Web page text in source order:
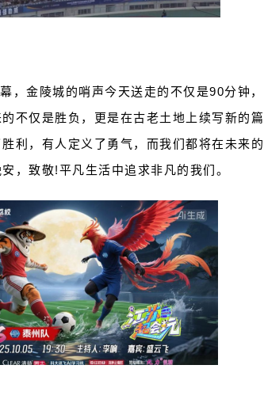
，金陵城的哨声今天送走的不仅是90分钟
不仅是胜负，更是在古老土地上续写新的
利，有人定义了勇气，而我们都将在未来
，致敬!平凡生活中追求非凡的我们。